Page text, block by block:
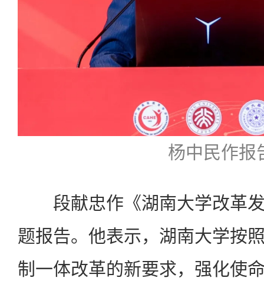
杨中民作报
段献忠作《湖南大学改革发
题报告。他表示，湖南大学按
制一体改革的新要求，强化使